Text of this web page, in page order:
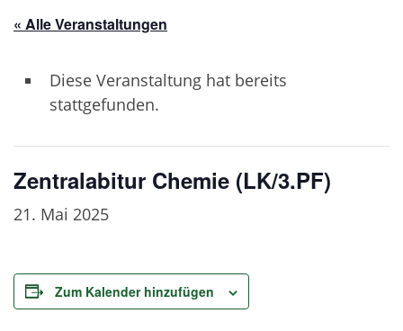
« Alle Veranstaltungen
Diese Veranstaltung hat bereits
stattgefunden.
Zentralabitur Chemie (LK/3.PF)
21. Mai 2025
Zum Kalender hinzufügen